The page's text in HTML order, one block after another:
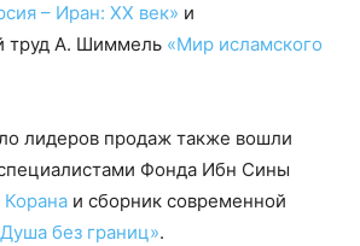
– Иран: ХХ век» и
труд А. Шиммель «Мир исламского
лидеров продаж также вошли
Фонда Ибн Сины
и сборник современной
без границ».